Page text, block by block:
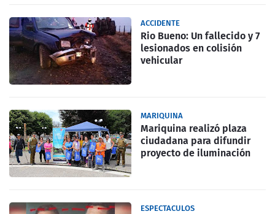
ACCIDENTE
Rio Bueno: Un fallecido y 7
lesionados en colisión
vehicular
MARIQUINA
Mariquina realizó plaza
ciudadana para difundir
proyecto de iluminación
ESPECTACULOS